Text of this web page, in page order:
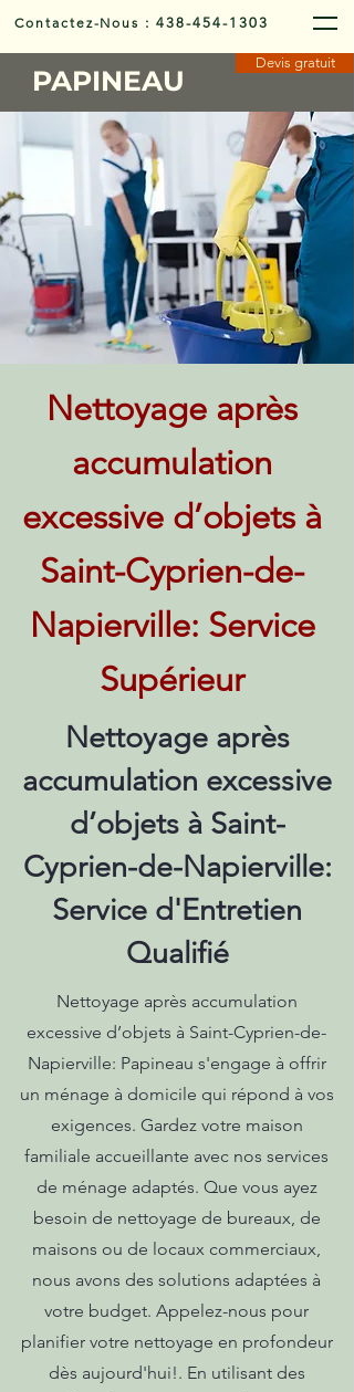
Contactez-Nous :438-454-1303
PAPINEAU
Devis gratuit
Nettoyage après
accumulation
excessive d’objets à
Saint-Cyprien-de-
Napierville: Service
Supérieur
Nettoyage après
accumulation excessive
d’objets à Saint-
Cyprien-de-Napierville:
Service d'Entretien
Qualifié
Nettoyage après accumulation
excessive d’objets à Saint-Cyprien-de-
Napierville: Papineau s'engage à offrir
un ménage à domicile qui répond à vos
exigences. Gardez votre maison
familiale accueillante avec nos services
de ménage adaptés. Que vous ayez
besoin de nettoyage de bureaux, de
maisons ou de locaux commerciaux,
nous avons des solutions adaptées à
votre budget. Appelez-nous pour
planifier votre nettoyage en profondeur
dès aujourd'hui!. En utilisant des